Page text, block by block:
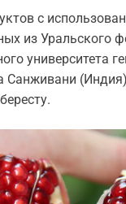
с
из Уральского
университета
Санживани